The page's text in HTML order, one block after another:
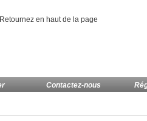
Retournez en haut de la page